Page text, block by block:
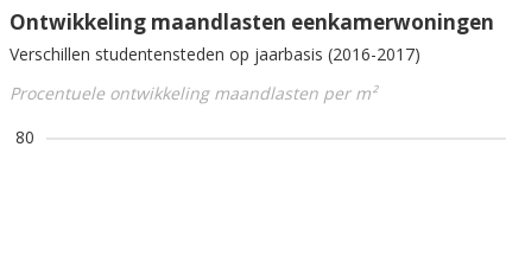
Ontwikkeling maandlasten eenkamerwoningen
Verschillen studentensteden op jaarbasis (2016-2017)
Procentuele ontwikkeling maandlasten per m²
80